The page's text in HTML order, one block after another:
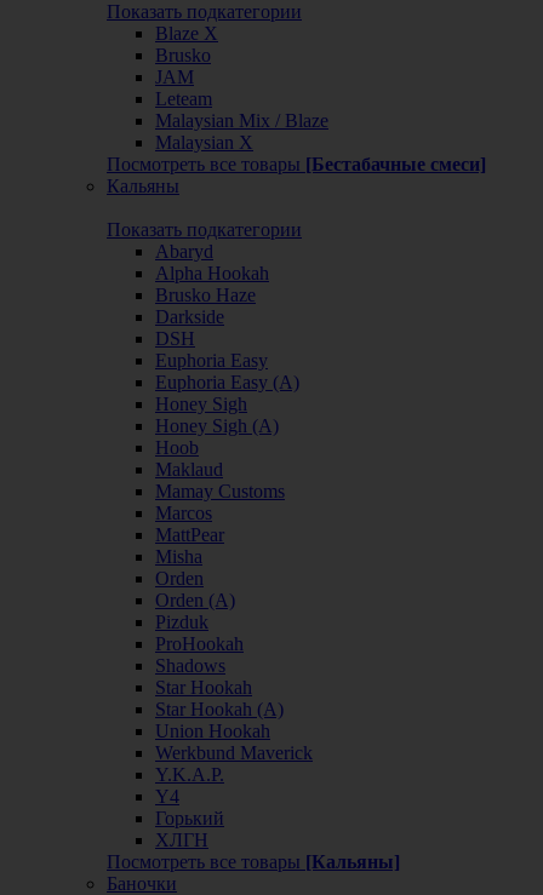
Показать подкатегории
Blaze X
Brusko
JAM
Leteam
Malaysian Mix / Blaze
Malaysian X
Посмотреть все товары [Бестабачные смеси]
Кальяны
Показать подкатегории
Abaryd
Alpha Hookah
Brusko Haze
Darkside
DSH
Euphoria Easy
Euphoria Easy (А)
Honey Sigh
Honey Sigh (А)
Hoob
Maklaud
Mamay Customs
Marcos
MattPear
Misha
Orden
Orden (А)
Pizduk
ProHookah
Shadows
Star Hookah
Star Hookah (А)
Union Hookah
Werkbund Maverick
Y.K.A.P.
Y4
Горький
ХЛГН
Посмотреть все товары [Кальяны]
Баночки